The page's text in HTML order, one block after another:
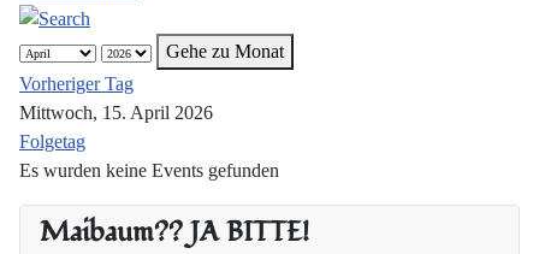
Maibaum?? JA BITTE!
Gehe zu Monat
Vorheriger Tag
Mittwoch, 15. April 2026
Folgetag
Es wurden keine Events gefunden